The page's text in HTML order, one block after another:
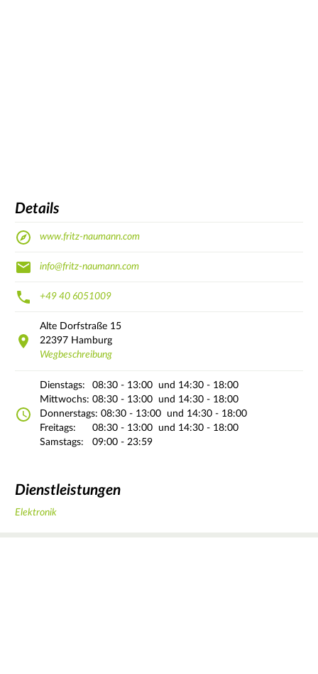
Details
www.fritz-naumann.com
info@fritz-naumann.com
+49 40 6051009
Alte Dorfstraße 15
22397 Hamburg
Wegbeschreibung
Dienstags: 08:30 - 13:00
und 14:30 - 18:00
Mittwochs: 08:30 - 13:00
und 14:30 - 18:00
Donnerstags: 08:30 - 13:00
und 14:30 - 18:00
Freitags:
08:30 - 13:00
und 14:30 - 18:00
Samstags:
09:00 - 23:59
Dienstleistungen
Elektronik